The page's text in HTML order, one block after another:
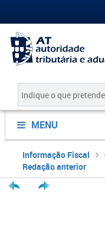
MENU
Informação Fiscal
Redação anterior